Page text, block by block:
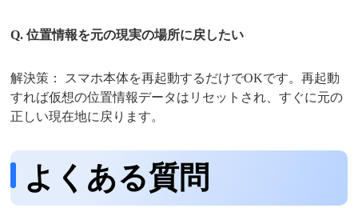
Q. 位置情報を元の現実の場所に戻したい
解決策： スマホ本体を再起動するだけでOKです。再起動
すれば仮想の位置情報データはリセットされ、すぐに元の
正しい現在地に戻ります。
よくある質問